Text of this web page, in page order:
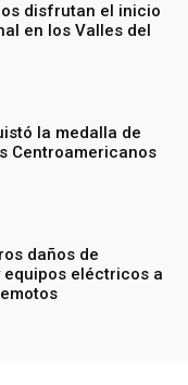
disfrutan el inicio
en los Valles del
la medalla de
Centroamericanos
daños de
eléctricos a